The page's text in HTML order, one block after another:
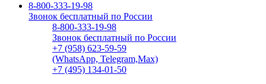
8-800-333-19-98
Звонок бесплатный по России
8-800-333-19-98
Звонок бесплатный по России
+7 (958) 623-59-59
(WhatsApp, Telegram,Max)
+7 (495) 134-01-50